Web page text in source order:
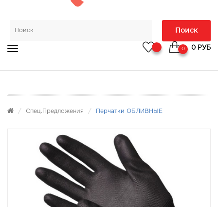
Поиск
0 0 РУБ
Спец.предложения Перчатки ОБЛИВНЫЕ